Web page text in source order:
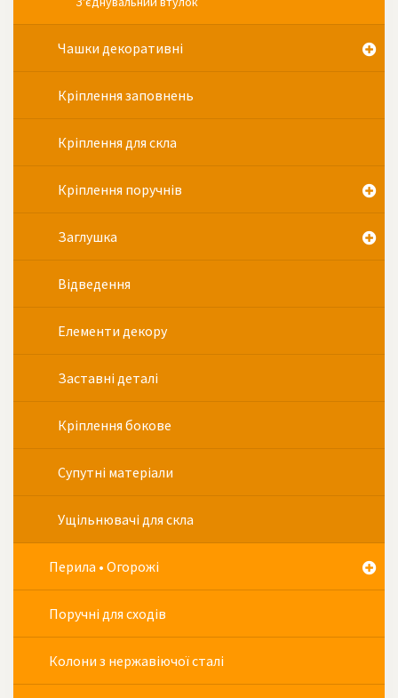
Чашки декоративні
Кріплення заповнень
Кріплення для скла
Кріплення поручнів
Заглушка
Відведення
Елементи декору
Заставні деталі
Кріплення бокове
Супутні матеріали
Ущільнювачі для скла
Перила • Огорожі
Поручні для сходів
Колони з нержавіючої сталі